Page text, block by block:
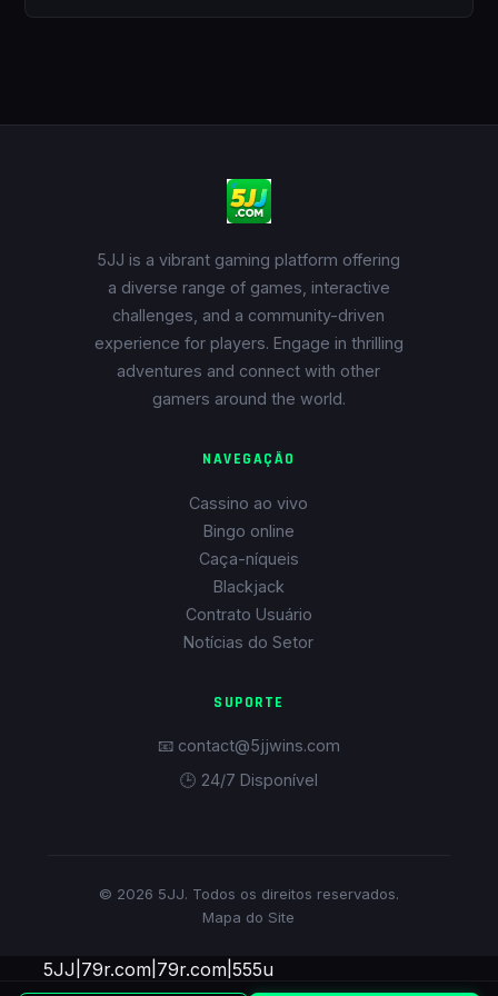
5JJ is a vibrant gaming platform offering
a diverse range of games, interactive
challenges, and a community-driven
experience for players. Engage in thrilling
adventures and connect with other
gamers around the world.
NAVEGAÇÃO
Cassino ao vivo
Bingo online
Caça-níqueis
Blackjack
Contrato Usuário
Notícias do Setor
SUPORTE
📧 contact@5jjwins.com
🕒 24/7 Disponível
© 2026 5JJ. Todos os direitos reservados.
Mapa do Site
79r.com|79r.com|555u